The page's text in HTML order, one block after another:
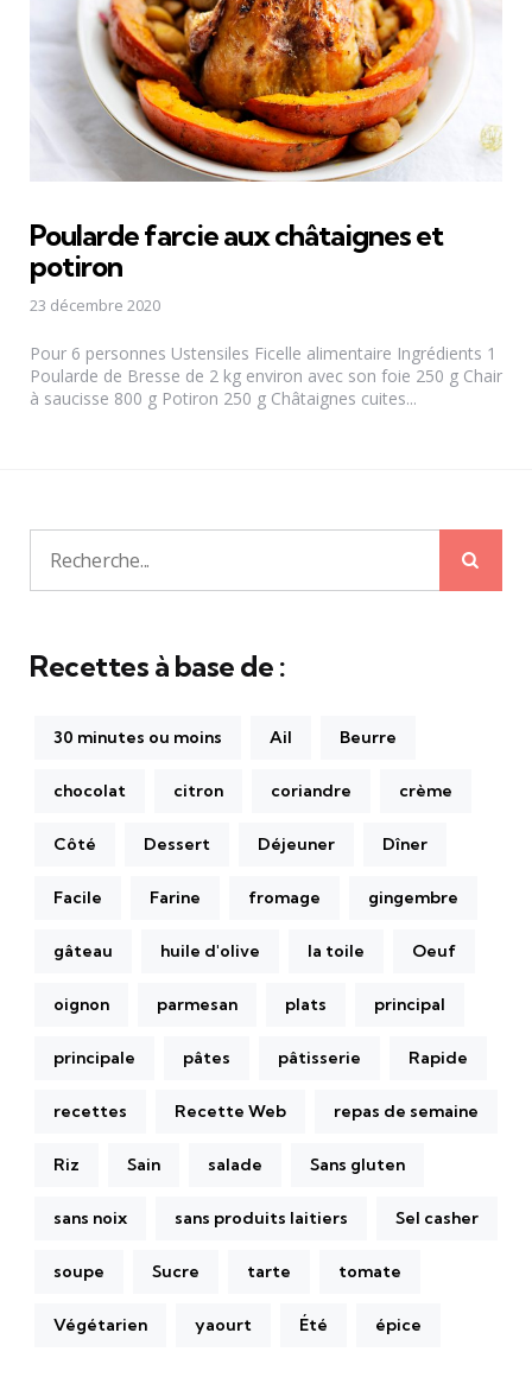
Poularde farcie aux châtaignes et
potiron
23 décembre 2020
Pour 6 personnes Ustensiles Ficelle alimentaire Ingrédients 1
Poularde de Bresse de 2 kg environ avec son foie 250 g Chair
à saucisse 800 g Potiron 250 g Châtaignes cuites...
Recherche
pour:
Recettes à base de :
30 minutes ou moins Ail Beurre
chocolat citron coriandre crème
Côté Dessert Déjeuner Dîner
Facile Farine fromage gingembre
gâteau huile d'olive la toile Oeuf
oignon parmesan plats principal
principale pâtes pâtisserie Rapide
recettes Recette Web repas de semaine
Riz Sain salade Sans gluten
sans noix sans produits laitiers Sel casher
soupe Sucre tarte tomate
Végétarien yaourt Été épice